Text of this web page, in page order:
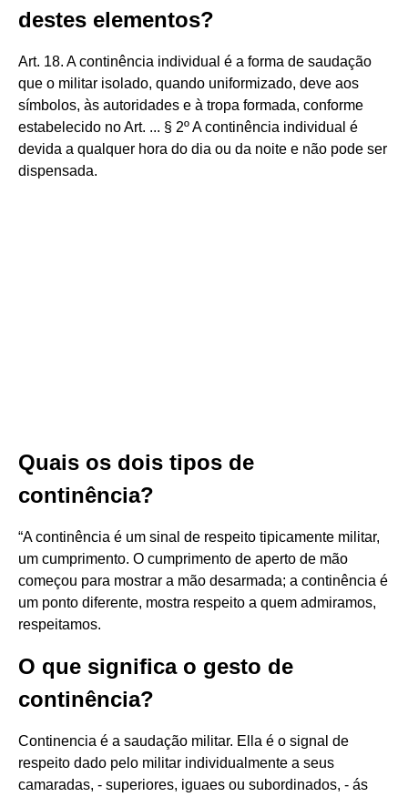
destes elementos?
Art. 18. A continência individual é a forma de saudação
que o militar isolado, quando uniformizado, deve aos
símbolos, às autoridades e à tropa formada, conforme
estabelecido no Art. ... § 2º A continência individual é
devida a qualquer hora do dia ou da noite e não pode ser
dispensada.
Quais os dois tipos de
continência?
“A continência é um sinal de respeito tipicamente militar,
um cumprimento. O cumprimento de aperto de mão
começou para mostrar a mão desarmada; a continência é
um ponto diferente, mostra respeito a quem admiramos,
respeitamos.
O que significa o gesto de
continência?
Continencia é a saudação militar. Ella é o signal de
respeito dado pelo militar individualmente a seus
camaradas, - superiores, iguaes ou subordinados, - ás